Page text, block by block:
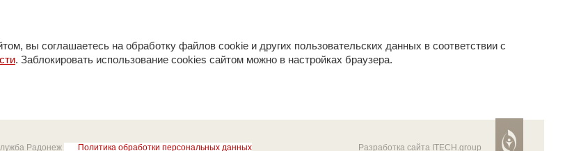
вы соглашаетесь на обработку файлов cookie и других пользовательских данных в соответствии с
. Заблокировать использование cookies сайтом можно в настройках браузера.
Радонеж Политика обработки персональных данных Разработка сайта ITECH.group